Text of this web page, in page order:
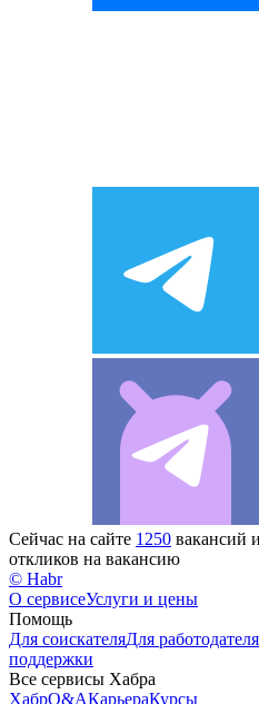
Сейчас на сайте 1250 вакансий и
откликов на вакансию
© Habr
О сервисеУслуги и цены
Помощь
Для соискателяДля работодателя
поддержки
Все сервисы Хабра
ХабрQ&AКарьераКурсы